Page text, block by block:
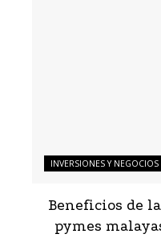
INVERSIONES Y NEGOCIOS
Beneficios de
pymes